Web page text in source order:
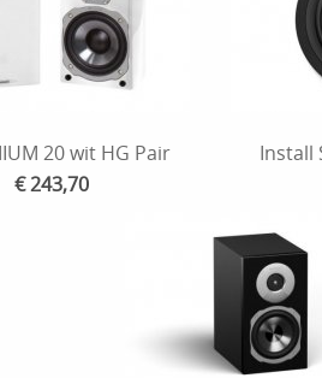
20 wit HG Pair
€ 243,70
Install